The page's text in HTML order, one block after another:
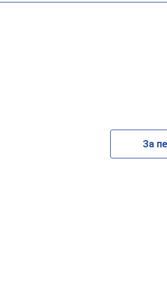
За